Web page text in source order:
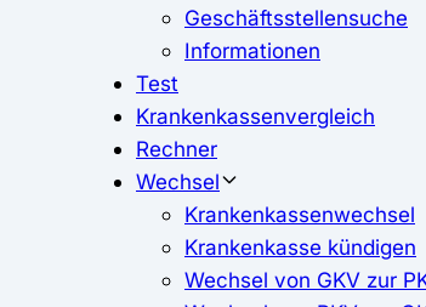
Geschäftsstellensuche
Informationen
Test
Krankenkassenvergleich
Rechner
Wechsel
Krankenkassenwechsel
Krankenkasse kündigen
Wechsel von GKV zur